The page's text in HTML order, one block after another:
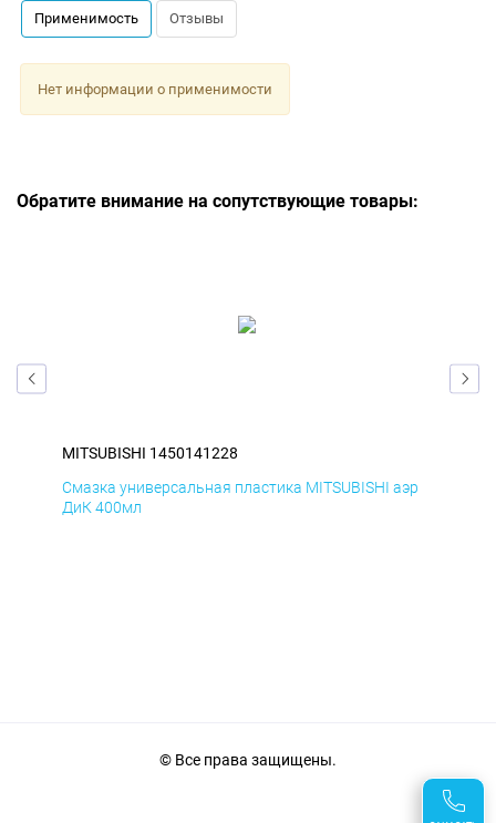
Применимость Отзывы
Нет информации о применимости
Обратите внимание на сопутствующие товары:
MITSUBISHI 1450141228
Смазка универсальная пластика MITSUBISHI аэр
ДиК 400мл
© Все права защищены.